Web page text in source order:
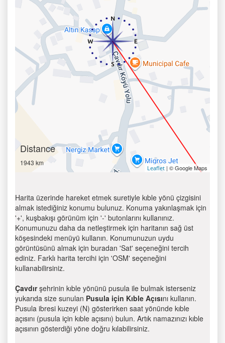
Distance
1943 km
Leaflet | © Google Maps
Harita üzerinde hareket etmek suretiyle kıble yönü çizgisini
almak istediğiniz konumu bulunuz. Konuma yakınlaşmak için
'+', kuşbakışı görünüm için '-' butonlarını kullanınız.
Konumunuzu daha da netleştirmek için haritanın sağ üst
köşesindeki menüyü kullanın. Konumunuzun uydu
görüntüsünü almak için buradan 'Sat' seçeneğini tercih
ediniz. Farklı harita tercihi için 'OSM' seçeneğini
kullanabilirsiniz.
Çavdırşehrinin kıble yönünü pusula ile bulmak isterseniz
yukarıda size sunulan Pusula için Kıble Açısını kullanın.
Pusula ibresi kuzeyi (N) gösterirken saat yönünde kıble
açısını (pusula için kıble açısını) bulun. Artık namazınızı kıble
açısının gösterdiği yöne doğru kılabilirsiniz.